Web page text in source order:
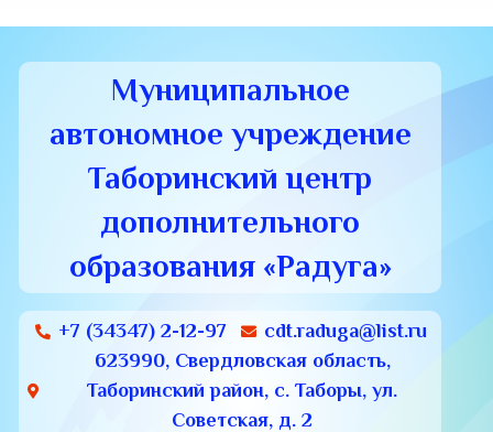
Муниципальное
автономное учреждение
Таборинский центр
дополнительного
образования «Радуга»
+7 (34347) 2-12-97
cdt.raduga@list.ru
623990, Свердловская область,
Таборинский район, с. Таборы, ул.
Советская, д. 2